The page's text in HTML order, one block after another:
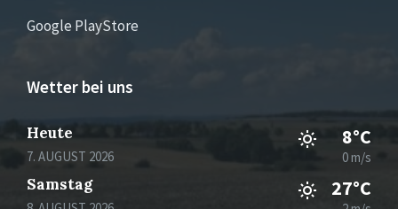
Google PlayStore
Wetter bei uns
Heute
7. AUGUST 2026
8°C
0 m/s
Samstag 27°C